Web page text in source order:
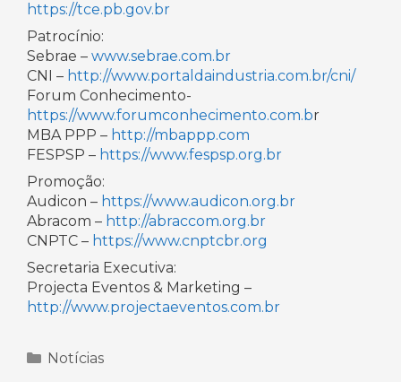
https://tce.pb.gov.br
Patrocínio:
Sebrae – www.sebrae.com.br
CNI – http://www.portaldaindustria.com.br/cni/
Forum Conhecimento-
https://www.forumconhecimento.com.br
MBA PPP – http://mbappp.com
FESPSP – https://www.fespsp.org.br
Promoção:
Audicon – https://www.audicon.org.br
Abracom – http://abraccom.org.br
CNPTC – https://www.cnptcbr.org
Secretaria Executiva:
Projecta Eventos & Marketing –
http://www.projectaeventos.com.br
Categorias
Notícias